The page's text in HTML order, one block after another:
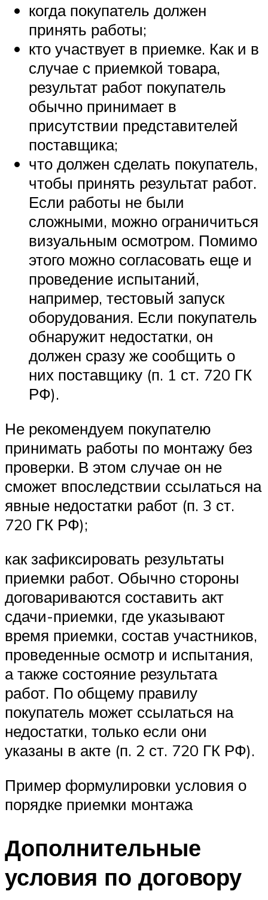
когда покупатель должен
принять работы;
кто участвует в приемке. Как и в
случае с приемкой товара,
результат работ покупатель
обычно принимает в
присутствии представителей
поставщика;
что должен сделать покупатель,
чтобы принять результат работ.
Если работы не были
сложными, можно ограничиться
визуальным осмотром. Помимо
этого можно согласовать еще и
проведение испытаний,
например, тестовый запуск
оборудования. Если покупатель
обнаружит недостатки, он
должен сразу же сообщить о
них поставщику (п. 1 ст. 720 ГК
РФ).
Не рекомендуем покупателю
принимать работы по монтажу без
проверки. В этом случае он не
сможет впоследствии ссылаться на
явные недостатки работ (п. 3 ст.
720 ГК РФ);
как зафиксировать результаты
приемки работ. Обычно стороны
договариваются составить акт
сдачи-приемки, где указывают
время приемки, состав участников,
проведенные осмотр и испытания,
а также состояние результата
работ. По общему правилу
покупатель может ссылаться на
недостатки, только если они
указаны в акте (п. 2 ст. 720 ГК РФ).
Пример формулировки условия о
порядке приемки монтажа
Дополнительные
условия по договору